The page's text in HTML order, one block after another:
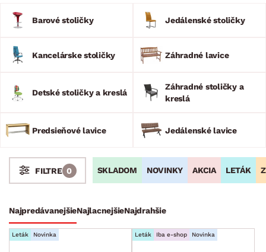
dizajnové barové stoličky alebo štýlové jedálenské lavice, ktoré
vám ušetria miesto. Pre zdravý chrbát pri práci aj učení
s nastaviteľnou výškou. Objavte modely v rôznych materiáloch,
farbách a vyhotoveniach, ktoré vkusne dotvoria charakter
Barové stoličky Jedálenské stoličky
Kancelárske stoličky Záhradné lavice
Detské stoličky a kreslá
Záhradné stoličky a
kreslá
Predsieňové lavice Jedálenské lavice
Barové stoličky
Jedálenské stoličky
SKLADOM NOVINKY AKCIA LETÁK
FILTRE 0
NajpredávanejšieNajlacnejšieNajdrahšie
Leták Novinka Leták Iba e-shop Novinka